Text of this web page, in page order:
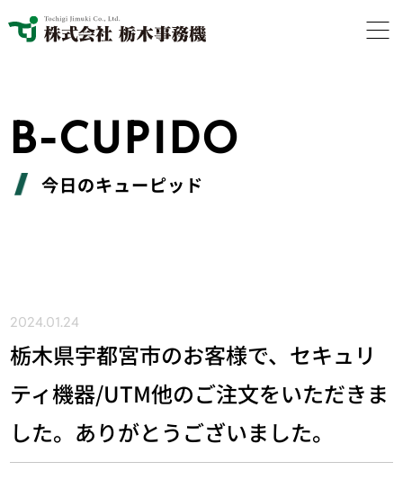
B-CUPIDO
今日のキューピッド
2024.01.24
栃木県宇都宮市のお客様で、セキュリ
ティ機器/UTM他のご注文をいただきま
した。ありがとうございました。